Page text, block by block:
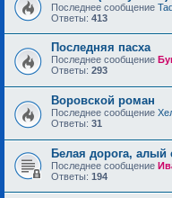
Последнее сообщение
Ответы: 413
Последняя пасха
Последнее сообщение
Ответы: 293
Воровской роман
Последнее сообщение
Ответы: 31
Белая дорога, алый
Последнее сообщение
Ответы: 194